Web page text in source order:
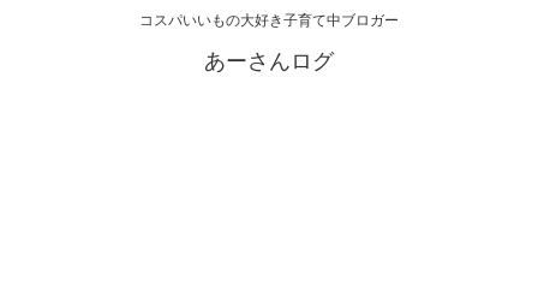
コスパいいもの大好き子育て中ブロガー
あーさんログ